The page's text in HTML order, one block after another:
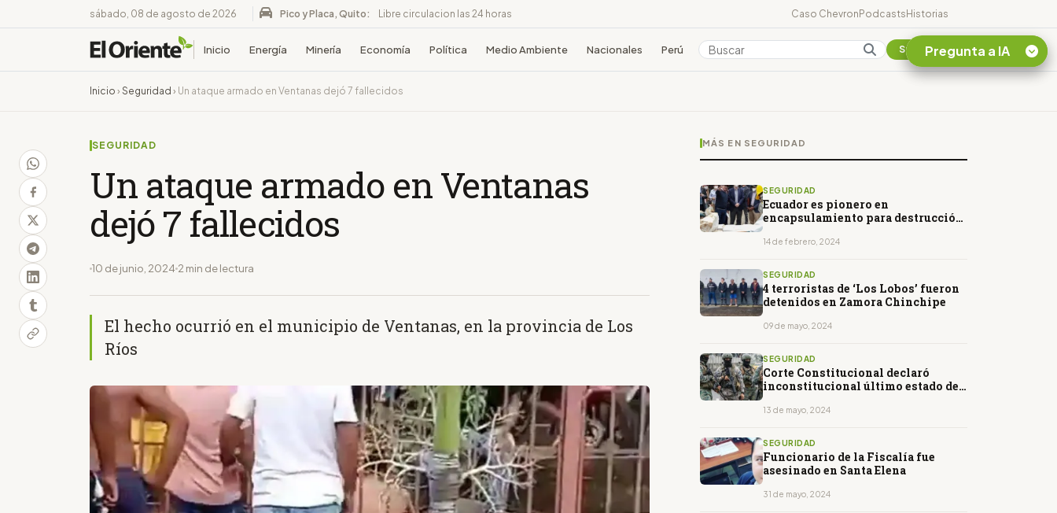
sábado, 08 de agosto de 2026 Pico y Placa, Quito: Libre circulacion las 24 horas Caso ChevronPodcastsHistorias
Inicio Energía Minería Economía Política Medio Ambiente Nacionales Perú Colombia Suscribirse
Inicio › Seguridad › Un ataque armado en Ventanas dejó 7 fallecidos
SEGURIDAD
Un ataque armado en Ventanas
dejó 7 fallecidos
10 de junio, 2024 2 min de lectura
El hecho ocurrió en el municipio de Ventanas, en la provincia de Los
Ríos
MÁS EN SEGURIDAD
SEGURIDAD
Ecuador es pionero en
encapsulamiento para destrucción
14 de febrero, 2024
SEGURIDAD
4 terroristas de ‘Los Lobos’ fueron
detenidos en Zamora Chinchipe
09 de mayo, 2024
SEGURIDAD
Corte Constitucional declaró
inconstitucional último estado de
13 de mayo, 2024
SEGURIDAD
Funcionario de la Fiscalía fue
asesinado en Santa Elena
31 de mayo, 2024
Pregunta a IA
¿En que consiste la